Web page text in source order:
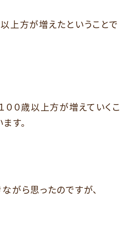
上方が増えたということで
００歳以上方が増えていくこ
す。
がら思ったのですが、